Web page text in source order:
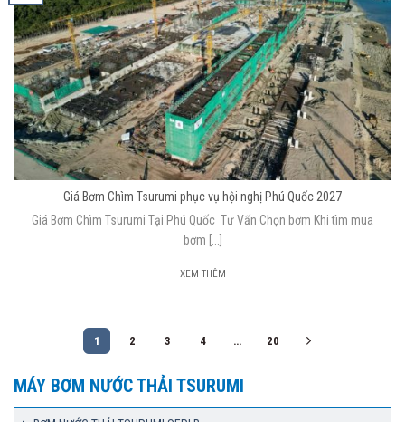
MÁY BƠM NƯỚC THẢI TSURUMI
Giá Bơm Chìm Tsurumi phục vụ hội nghị Phú Quốc 2027
Giá Bơm Chìm Tsurumi Tại Phú Quốc Tư Vấn Chọn bơm Khi tìm mua
bơm [...]
XEM THÊM
1 2 3 4 … 20